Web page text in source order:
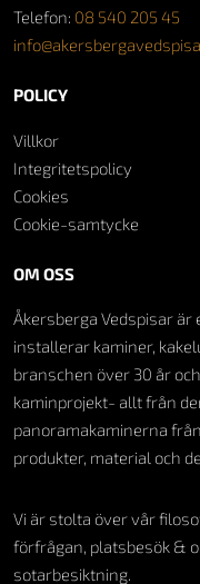
OM OSS
Åkersberga Vedspisar
installerar kaminer,
branschen över 30 år
kaminprojekt- allt från
panoramakaminerna
produkter, material och
Vi är stolta över vår
förfrågan, platsbesök &
sotarbesiktning.
Telefon: 08 540 205 45
POLICY
Villkor
Integritetspolicy
Cookies
Cookie-samtycke